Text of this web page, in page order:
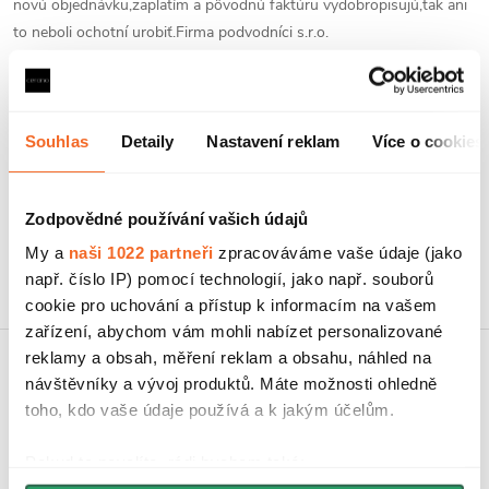
Souhlas Detaily Nastavení reklam Více o cookies
Zodpovědné používání vašich údajů
My a naši 1022 partneři zpracováváme vaše údaje (jako
např. číslo IP) pomocí technologií, jako např. souborů
cookie pro uchování a přístup k informacím na vašem
zařízení, abychom vám mohli nabízet personalizované
reklamy a obsah, měření reklam a obsahu, náhled na
návštěvníky a vývoj produktů. Máte možnosti ohledně
toho, kdo vaše údaje používá a k jakým účelům.
k
y
ý
s
u
novú objednávku,zaplatím a pôvodnú faktúru vydobropisujú,tak ani
to neboli ochotní urobiť.Firma podvodníci s.r.o.
Petra Hřebejková
Rychlé dodání, svělá komunikace, doprava také super. Určitě se ráda
Koupelnová inspirace na
Instagramu